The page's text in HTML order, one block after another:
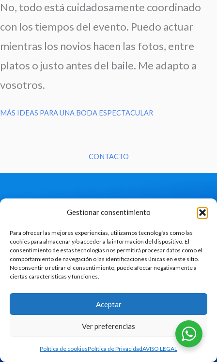
Gestionar consentimiento
Para ofrecer las mejores experiencias, utilizamos tecnologías como las
cookies para almacenar y/o acceder a la información del dispositivo. El
consentimiento de estas tecnologías nos permitirá procesar datos como el
comportamiento de navegación o las identificaciones únicas en este sitio.
No consentir o retirar el consentimiento, puede afectar negativamente a
ciertas características y funciones.
Aceptar
Ver preferencias
Política de cookiesPolítica de PrivacidadAVISO LEGAL
No, todo está cuidadosamente coordinado
con los tiempos del evento. Puedo actuar
mientras los novios hacen las fotos, entre
platos o justo antes del baile. Me adapto a
vosotros.
MÁS IDEAS PARA UNA BODA ESPECTACULAR
CONTACTO
NO TE PIERDAS ESTA EXPERIENCIA
Copyright © 2026 magoru.net